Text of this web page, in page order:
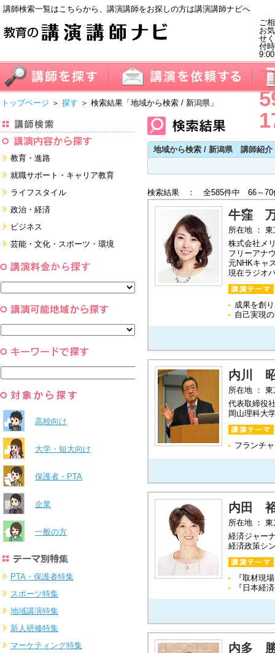
講師検索一覧はこちらから、講演講師をお探しの方は講演講師ナビへ
ご
お
せ
付
トップページ ＞ 探す ＞ 検索結果 「地域から検索 / 新潟県」
教育・進路
進学・受験
教員・保護者
すべて
就職サポート・キャリア教育
就職サポートツール対策
面接・ディスカッション・マナー
対策
ライフスタイル
健康・美容・女性・食育
看護・介護・ボランティア
すべて
政治・経済
国際
日本
ビジネス
経営・マーケティング・ファイナ
ンス
コーチング・メンタルヘルス・人
芸能・文化・スポーツ・環境
スポーツ
すべて
高校向け
大学・短大向け
保護者・PTA
企業
一般の方
PTA・保護者特集
スポーツ特集
地域講演特集
新人研修特集
マーケティング特集
地域から検索 / 新潟県 講師紹介
検索結果 ： 全585件中 66～70
牛窪
所在地 ：
株式会社メ
フリーア
元NHKキャ
現在ラジオ
成果を創
自己実現
内川
所在地 ：
代表取締役
岡山理科大
フランチ
内田
所在地 ：
経済ジャー
経済政策シ
『取材現
『日本経
内多